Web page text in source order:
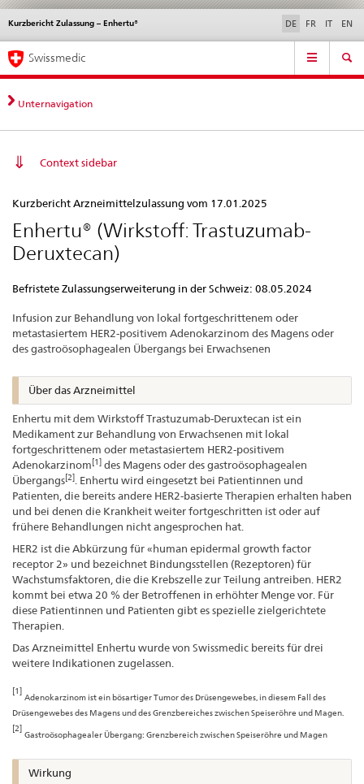
Direktnavigation
News,
Rechtsgrundlagen,
Kontakt
News & Updates Kontakt | Support & Hilfe
Kurzbericht Zulassung – Enhertu®
Sprachwahl DE FR IT EN
Service
Hauptnavigation
Swissmedic
Unternavigation
Context sidebar
Zulassung
–
Enhertu®
Kurzbericht Arzneimittelzulassung vom 17.01.2025
Enhertu® (Wirkstoff: Trastuzumab-
Deruxtecan)
Befristete Zulassungserweiterung in der Schweiz: 08.05.2024
Infusion zur Behandlung von lokal fortgeschrittenem oder
metastasiertem HER2-positivem Adenokarzinom des Magens oder
des gastroösophagealen Übergangs bei Erwachsenen
Über das Arzneimittel
Enhertu mit dem Wirkstoff Trastuzumab-Deruxtecan ist ein
Medikament zur Behandlung von Erwachsenen mit lokal
fortgeschrittenem oder metastasiertem HER2-positivem
Adenokarzinom[1] des Magens oder des gastroösophagealen
Übergangs[2] . Enhertu wird eingesetzt bei Patientinnen und
Patienten, die bereits andere HER2-basierte Therapien erhalten haben
und bei denen die Krankheit weiter fortgeschritten ist oder auf
frühere Behandlungen nicht angesprochen hat.
HER2 ist die Abkürzung für «human epidermal growth factor
receptor 2» und bezeichnet Bindungsstellen (Rezeptoren) für
Wachstumsfaktoren, die die Krebszelle zur Teilung antreiben. HER2
kommt bei etwa 20 % der Betroffenen in erhöhter Menge vor. Für
diese Patientinnen und Patienten gibt es spezielle zielgerichtete
Therapien.
Das Arzneimittel Enhertu wurde von Swissmedic bereits für drei
weitere Indikationen zugelassen.
[1]
Adenokarzinom ist ein bösartiger Tumor des Drüsengewebes, in diesem Fall des
Drüsengewebes des Magens und des Grenzbereiches zwischen Speiseröhre und Magen.
[2]
Gastroösophagealer Übergang: Grenzbereich zwischen Speiseröhre und Magen
Wirkung